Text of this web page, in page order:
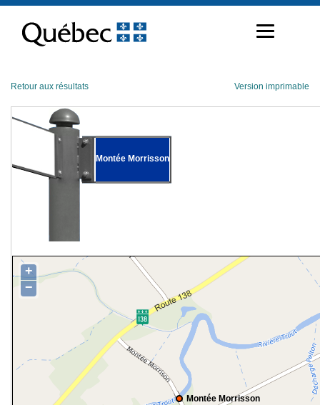
contenu
Retour aux résultats Version imprimable
Montée Morrisson
Montée Morrisson
+
−